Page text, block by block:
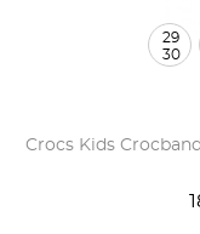
Crocs Kids
29
30